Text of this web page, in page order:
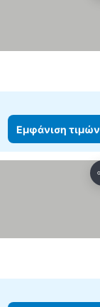
Εμφάνιση τιμών